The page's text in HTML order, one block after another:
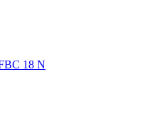
18 N